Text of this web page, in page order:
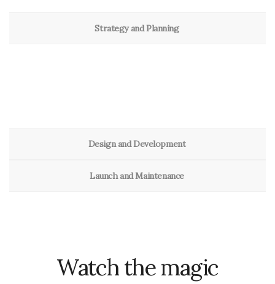
Strategy and Planning
Design and Development
Launch and Maintenance
Watch the magic